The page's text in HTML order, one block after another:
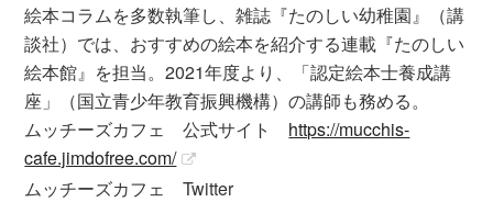
絵本コラムを多数執筆し、雑誌『たのしい幼稚園』（講
談社）では、おすすめの絵本を紹介する連載『たのしい
絵本館』を担当。2021年度より、「認定絵本士養成講
座」（国立青少年教育振興機構）の講師も務める。
ムッチーズカフェ 公式サイト https://mucchis-
cafe.jimdofree.com/
ムッチーズカフェ Twitter